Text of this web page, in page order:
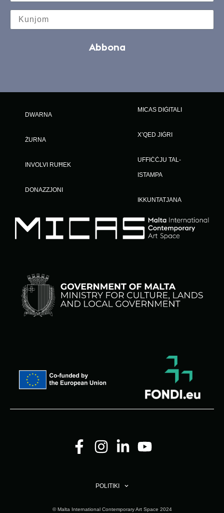
Abbona
DWARNA
ŻURNA
INVOLVI RUĦEK
DONAZZJONI
MICAS DIĠITALI
X’QED JIĠRI
UFFIĊĊJU TAL-
ISTAMPA
IKKUNTATJANA
POLITIKI
© Malta International Contemporary Art Space 2024